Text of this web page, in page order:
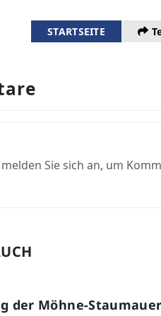
STARTSEITE
Sie sich an, um
der Möhne-Staumauer